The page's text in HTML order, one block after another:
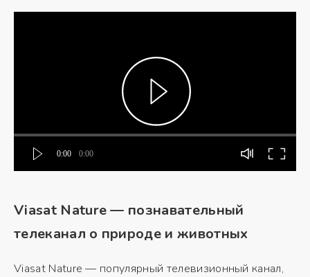
0:00 0:00
Viasat Nature — познавательный
телеканал о природе и животных
Viasat Nature — популярный телевизионный канал,